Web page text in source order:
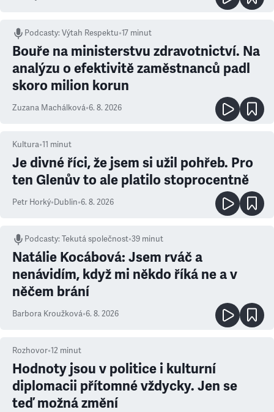
Podcasty:Výtah Respektu•17 minut
Bouře na ministerstvu zdravotnictví. Na
analýzu o efektivitě zaměstnanců padl
skoro milion korun
Zuzana Machálková•6. 8. 2026
Kultura•11 minut
Je divné říci, že jsem si užil pohřeb. Pro
ten Glenův to ale platilo stoprocentně
Petr Horký•Dublin•6. 8. 2026
Podcasty:Tekutá společnost•39 minut
Natálie Kocábová: Jsem rváč a
nenávidím, když mi někdo říká ne a v
něčem brání
Barbora Kroužková•6. 8. 2026
Rozhovor•12 minut
Hodnoty jsou v politice i kulturní
diplomacii přítomné vždycky. Jen se
teď možná změní